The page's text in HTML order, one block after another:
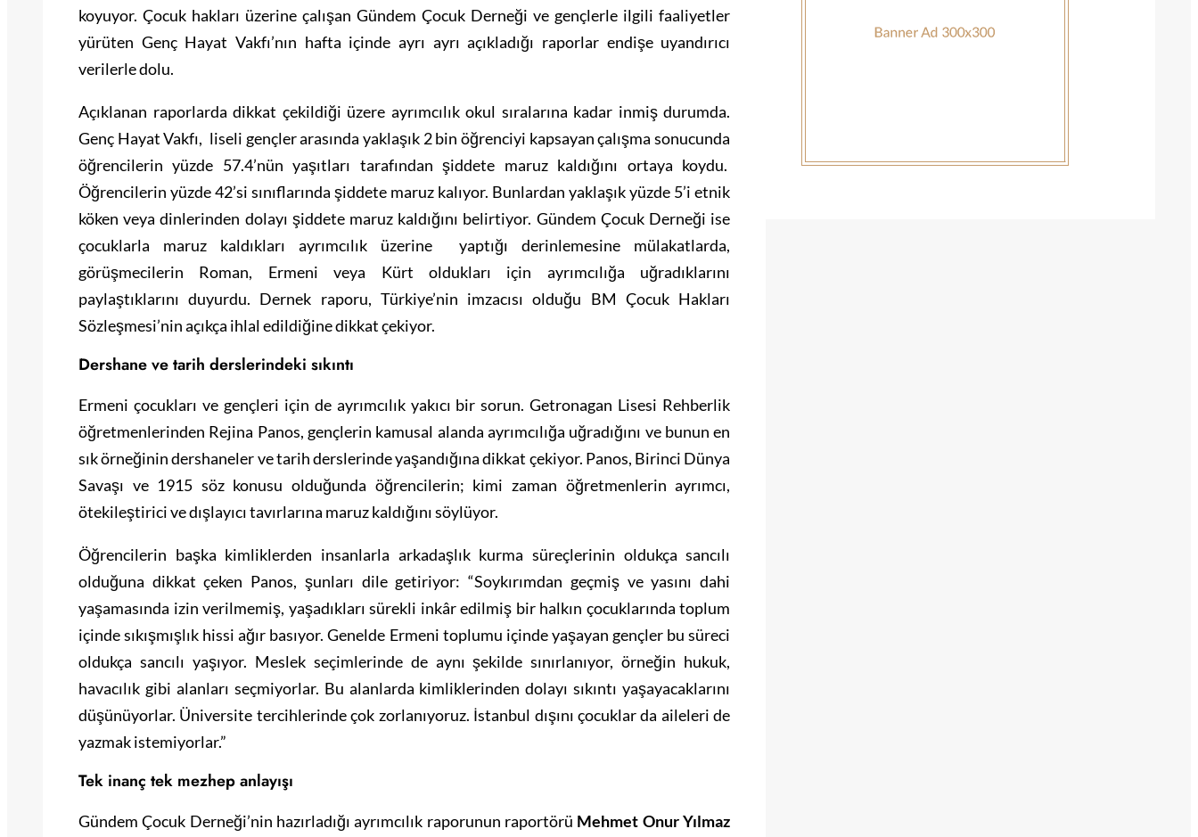
koyuyor. Çocuk hakları üzerine çalışan Gündem Çocuk Derneği ve gençlerle ilgili faaliyetler
yürüten Genç Hayat Vakfı’nın hafta içinde ayrı ayrı açıkladığı raporlar endişe uyandırıcı
verilerle dolu.
Açıklanan raporlarda dikkat çekildiği üzere ayrımcılık okul sıralarına kadar inmiş durumda.
Genç Hayat Vakfı, liseli gençler arasında yaklaşık 2 bin öğrenciyi kapsayan çalışma sonucunda
öğrencilerin yüzde 57.4’nün yaşıtları tarafından şiddete maruz kaldığını ortaya koydu.
Öğrencilerin yüzde 42’si sınıflarında şiddete maruz kalıyor. Bunlardan yaklaşık yüzde 5’i etnik
köken veya dinlerinden dolayı şiddete maruz kaldığını belirtiyor. Gündem Çocuk Derneği ise
çocuklarla maruz kaldıkları ayrımcılık üzerine yaptığı derinlemesine mülakatlarda,
görüşmecilerin Roman, Ermeni veya Kürt oldukları için ayrımcılığa uğradıklarını
paylaştıklarını duyurdu. Dernek raporu, Türkiye’nin imzacısı olduğu BM Çocuk Hakları
Sözleşmesi’nin açıkça ihlal edildiğine dikkat çekiyor.
Dershane ve tarih derslerindeki sıkıntı
Ermeni çocukları ve gençleri için de ayrımcılık yakıcı bir sorun. Getronagan Lisesi Rehberlik
öğretmenlerinden Rejina Panos, gençlerin kamusal alanda ayrımcılığa uğradığını ve bunun en
sık örneğinin dershaneler ve tarih derslerinde yaşandığına dikkat çekiyor. Panos, Birinci Dünya
Savaşı ve 1915 söz konusu olduğunda öğrencilerin; kimi zaman öğretmenlerin ayrımcı,
ötekileştirici ve dışlayıcı tavırlarına maruz kaldığını söylüyor.
Öğrencilerin başka kimliklerden insanlarla arkadaşlık kurma süreçlerinin oldukça sancılı
olduğuna dikkat çeken Panos, şunları dile getiriyor: “Soykırımdan geçmiş ve yasını dahi
yaşamasında izin verilmemiş, yaşadıkları sürekli inkâr edilmiş bir halkın çocuklarında toplum
içinde sıkışmışlık hissi ağır basıyor. Genelde Ermeni toplumu içinde yaşayan gençler bu süreci
oldukça sancılı yaşıyor. Meslek seçimlerinde de aynı şekilde sınırlanıyor, örneğin hukuk,
havacılık gibi alanları seçmiyorlar. Bu alanlarda kimliklerinden dolayı sıkıntı yaşayacaklarını
düşünüyorlar. Üniversite tercihlerinde çok zorlanıyoruz. İstanbul dışını çocuklar da aileleri de
yazmak istemiyorlar.”
Tek inanç tek mezhep anlayışı
Gündem Çocuk Derneği’nin hazırladığı ayrımcılık raporunun raportörü Mehmet Onur Yılmaz